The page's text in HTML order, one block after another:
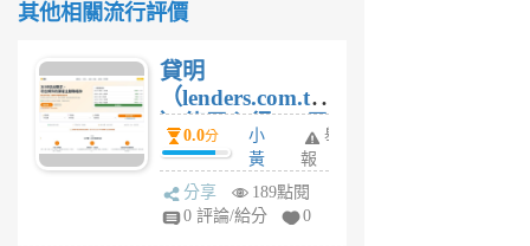
其他相關流行評價
貸明
（lenders.com.tw
）使用心得 — 民
間貸款比較平台
體驗
0.0分
小
黃
蜂
4
舉
報
分享
189點閱
0 評論/給分
0